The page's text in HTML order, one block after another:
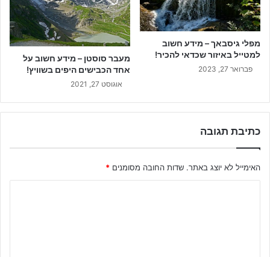
מפלי גיסבאך – מידע חשוב
למטייל באיזור שכדאי להכיר!
פברואר 27, 2023
מעבר סוסטן – מידע חשוב על
אחד הכבישים היפים בשוויץ!
אוגוסט 27, 2021
כתיבת תגובה
האימייל לא יוצג באתר. שדות החובה מסומנים *